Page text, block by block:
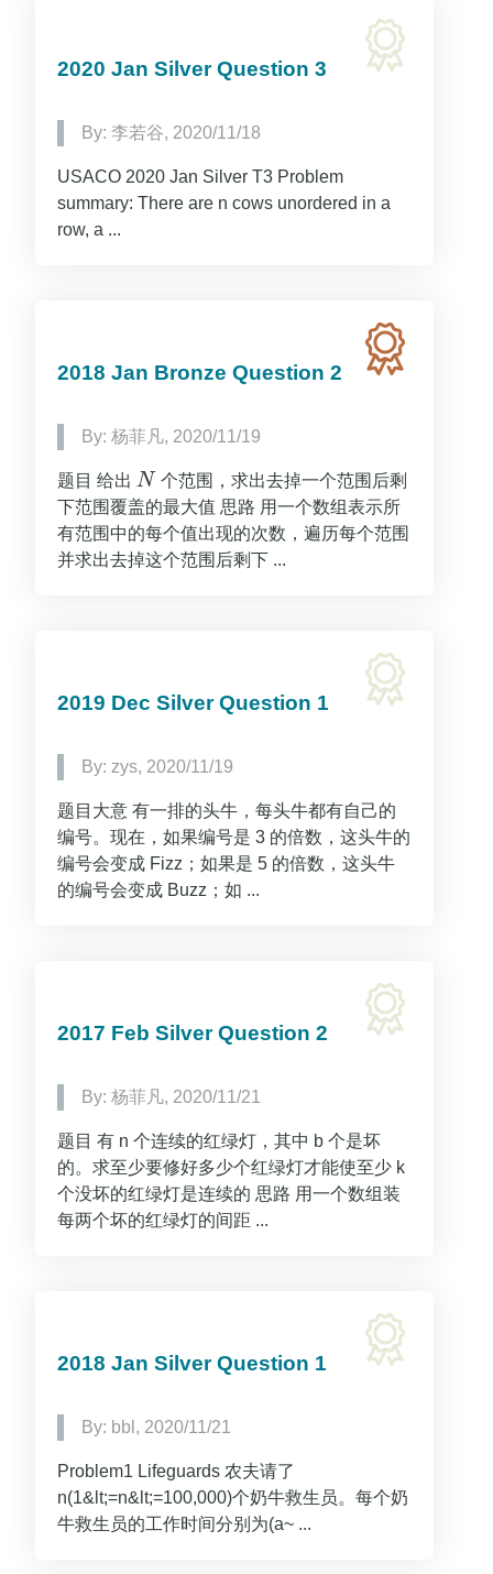
2020 Jan Silver Question 3
By: 李若谷, 2020/11/18
USACO 2020 Jan Silver T3 Problem
summary: There are n cows unordered in a
row, a ...
2018 Jan Bronze Question 2
By: 杨菲凡, 2020/11/19
题目 给出 N
N 个范围，求出去掉一个范围后剩
下范围覆盖的最大值 思路 用一个数组表示所
有范围中的每个值出现的次数，遍历每个范围
并求出去掉这个范围后剩下 ...
2019 Dec Silver Question 1
By: zys, 2020/11/19
题目大意 有一排的头牛，每头牛都有自己的
编号。现在，如果编号是 3 的倍数，这头牛的
编号会变成 Fizz；如果是 5 的倍数，这头牛
的编号会变成 Buzz；如 ...
2017 Feb Silver Question 2
By: 杨菲凡, 2020/11/21
题目 有 n 个连续的红绿灯，其中 b 个是坏
的。求至少要修好多少个红绿灯才能使至少 k
个没坏的红绿灯是连续的 思路 用一个数组装
每两个坏的红绿灯的间距 ...
2018 Jan Silver Question 1
By: bbl, 2020/11/21
Problem1 Lifeguards 农夫请了
n(1&lt;=n&lt;=100,000)个奶牛救生员。每个奶
牛救生员的工作时间分别为(a~ ...